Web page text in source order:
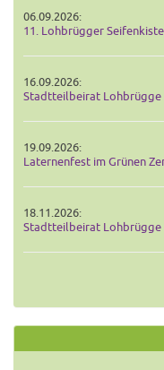
06.09.2026:
11. Lohbrügger
16.09.2026:
Stadtteilbeirat Lohbrügge
19.09.2026:
Laternenfest im Grünen
18.11.2026:
Stadtteilbeirat Lohbrügge